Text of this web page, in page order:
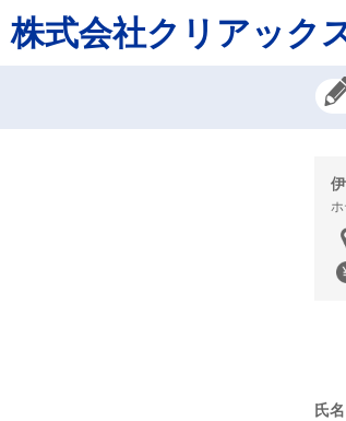
株式会社クリアック
氏名